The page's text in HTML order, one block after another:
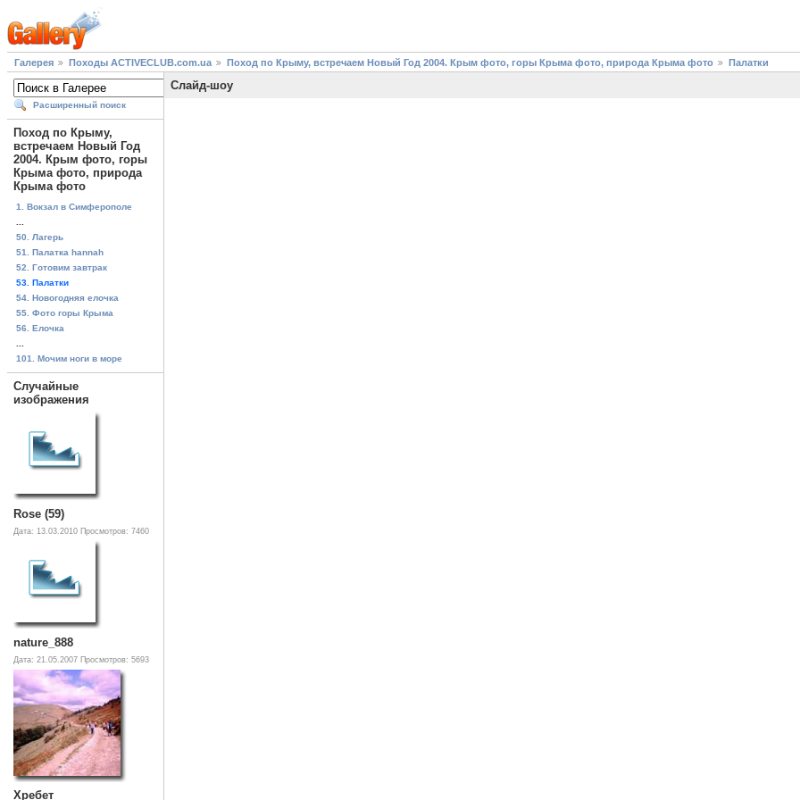
Галерея Походы ACTIVECLUB.com.ua Поход по Крыму, встречаем Новый Год 2004. Крым фото, горы Крыма фото, природа Крыма фото Палатки
Расширенный поиск
Поход по Крыму,
встречаем Новый Год
2004. Крым фото, горы
Крыма фото, природа
Крыма фото
1. Вокзал в Симферополе
50. Лагерь
51. Палатка hannah
52. Готовим завтрак
53. Палатки
54. Новогодняя елочка
55. Фото горы Крыма
56. Елочка
101. Мочим ноги в море
Случайные
изображения
Rose (59)
Дата: 13.03.2010 Просмотров: 7460
nature_888
Дата: 21.05.2007 Просмотров: 5693
Хребет
Слайд-шоу